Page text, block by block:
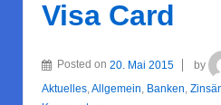
Visa Card
Posted on 20. Mai 2015 by
Aktuelles,Allgemein, Banken,